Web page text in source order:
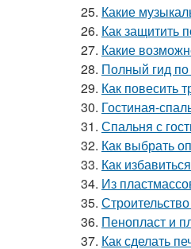
25. Какие
26. Как защитить
27. Какие
28. Полный гид по
29. Как повесить
30. Гостиная-
31. Спальня с
32. Как выбрать
33. Как
34. Из
35.
36. Пенопласт и
37. Как сделать